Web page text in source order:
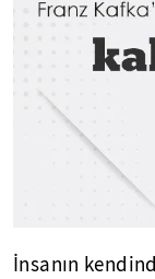
İnsanın